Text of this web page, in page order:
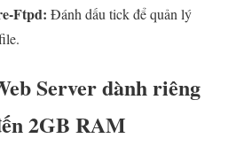
Ftpd: Đánh dấu tick để quản lý
Server dành riêng
2GB RAM